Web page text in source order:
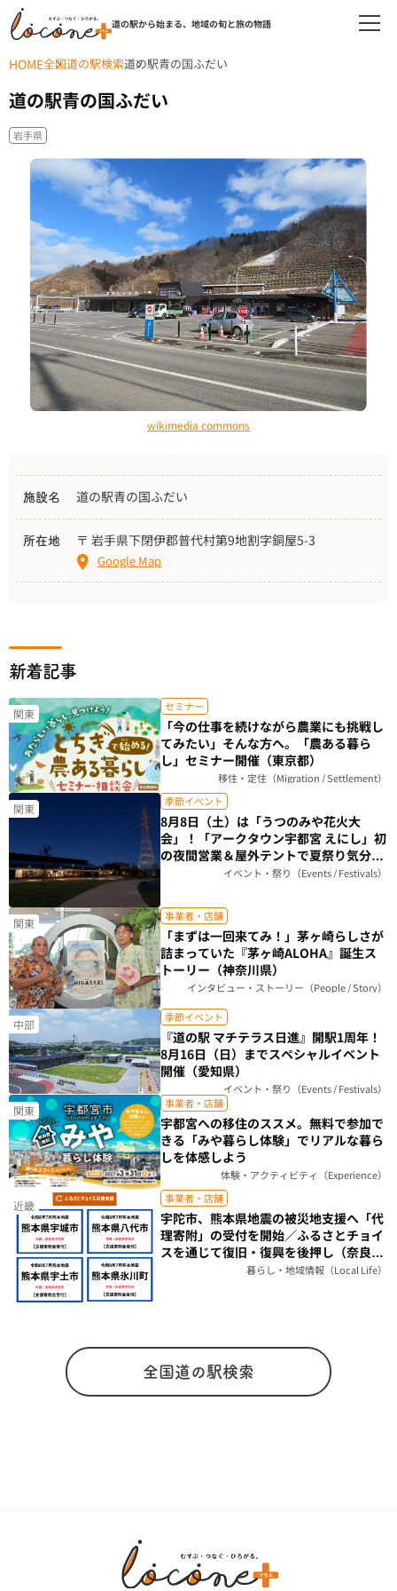
道の駅から始まる、地域の旬と旅の物語
HOME全国道の駅検索道の駅青の国ふだい
道の駅青の国ふだい
岩手県
wikimedia commons
施設名 道の駅青の国ふだい
所在地 〒 岩手県下閉伊郡普代村第9地割字銅屋5-3
Google Map
新着記事
関東 セミナー
「今の仕事を続けながら農業にも挑戦し
てみたい」そんな方へ。「農ある暮ら
し」セミナー開催（東京都）
移住・定住（Migration / Settlement）
関東 季節イベント
8月8日（土）は「うつのみや花火大
会」！「アークタウン宇都宮 えにし」初
の夜間営業＆屋外テントで夏祭り気分を
楽しもう（栃木県）イベント・祭り（Events / Festivals）
関東 事業者・店舗
「まずは一回来てみ！」茅ヶ崎らしさが
詰まっていた『茅ヶ崎ALOHA』誕生ス
トーリー（神奈川県）
インタビュー・ストーリー（People / Story）
中部 季節イベント
『道の駅 マチテラス日進』開駅1周年！
8月16日（日）までスペシャルイベント
開催（愛知県）
イベント・祭り（Events / Festivals）
関東 事業者・店舗
宇都宮への移住のススメ。無料で参加で
きる「みや暮らし体験」でリアルな暮ら
しを体感しよう
体験・アクティビティ（Experience）
近畿 事業者・店舗
宇陀市、熊本県地震の被災地支援へ「代
理寄附」の受付を開始／ふるさとチョイ
スを通じて復旧・復興を後押し（奈良
暮らし・地域情報（Local Life）
全国道の駅検索